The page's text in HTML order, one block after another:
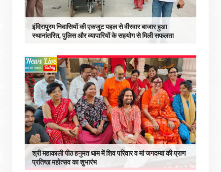
इंदिरापुरम निवासियों की एकजुट पहल से वीरवार बाजार हुआ
स्थानांतरित, पुलिस और व्यापारियों के सहयोग से मिली सफलता
श्री महाकाली पीठ हनुमत धाम में शिव परिवार व मां जगदम्बा की प्राण
प्रतिष्ठा महोत्सव का शुभारंभ